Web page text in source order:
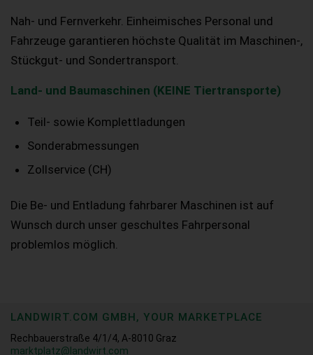
Nah- und Fernverkehr. Einheimisches Personal und
Fahrzeuge garantieren höchste Qualität im Maschinen-,
Stückgut- und Sondertransport.
Land- und Baumaschinen (KEINE Tiertransporte)
Teil- sowie Komplettladungen
Sonderabmessungen
Zollservice (CH)
Die Be- und Entladung fahrbarer Maschinen ist auf
Wunsch durch unser geschultes Fahrpersonal
problemlos möglich.
LANDWIRT.COM GMBH, YOUR MARKETPLACE
Rechbauerstraße 4/1/4, A-8010 Graz
marktplatz@landwirt.com